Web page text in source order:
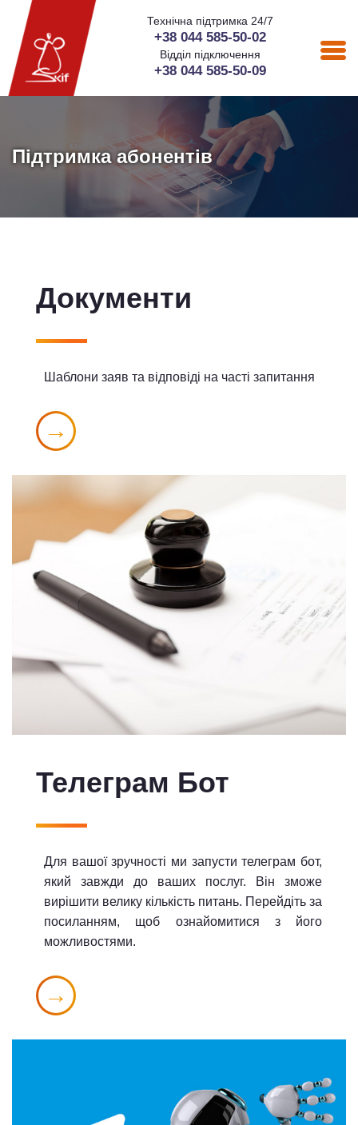
Технічна підтримка 24/7
+38 044 585-50-02
Відділ підключення
+38 044 585-50-09
Підтримка абонентів
Документи
Шаблони заяв та відповіді на часті запитання
Телеграм Бот
Для вашої зручності ми запусти телеграм бот,
який завжди до ваших послуг. Він зможе
вирішити велику кількість питань. Перейдіть за
посиланням, щоб ознайомитися з його
можливостями.